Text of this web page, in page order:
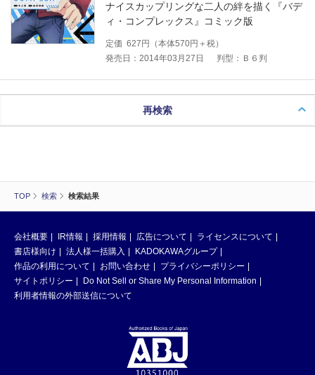
TOP 検索 検索結果
ナイスカップリングな二人の絆を描く『バデ
ィ・コンプレックス』コミック版
定価 627 円（本体570円＋税）
発売日：2014年03月27日
判型：Ｂ６判
再検索
会社概要 IR情報 採用情報 広告について
ライセンスについて
書店様向け
法人様一括購入
KADOKAWAグループ
作品の利用について
お問い合わせ
プライバシーポリシー
サイトポリシー
Do Not Sell or Share My Personal Information
利用者情報の外部送信について